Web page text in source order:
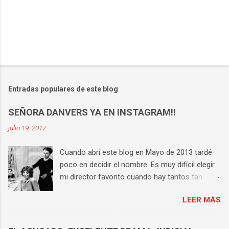
Entradas populares de este blog
SEÑORA DANVERS YA EN INSTAGRAM!!
julio 19, 2017
Cuando abrí este blog en Mayo de 2013 tardé
poco en decidir el nombre. Es muy difícil elegir
mi director favorito cuando hay tantos tan
es Hitchcock . Tiene una técnica perfecta, un
universo propio y consigue que en cada una de
LEER MÁS